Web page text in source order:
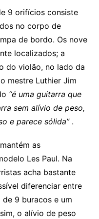
9 orifícios consiste
no corpo de
de bordo. Os nove
localizados; a
do violão, no lado da
mestre Luthier Jim
“é uma guitarra que
sem alívio de peso,
e parece sólida”.
as
Les Paul. Na
acha bastante
diferenciar entre
9 buracos e um
o alívio de peso